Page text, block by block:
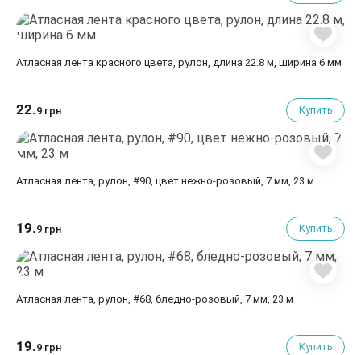
Атласная лента красного цвета, рулон, длина 22.8 м, ширина 6 мм
22.9 грн Купить
Атласная лента, рулон, #90, цвет нежно-розовый, 7 мм, 23 м
19.9 грн Купить
Атласная лента, рулон, #68, бледно-розовый, 7 мм, 23 м
19.9 грн Купить